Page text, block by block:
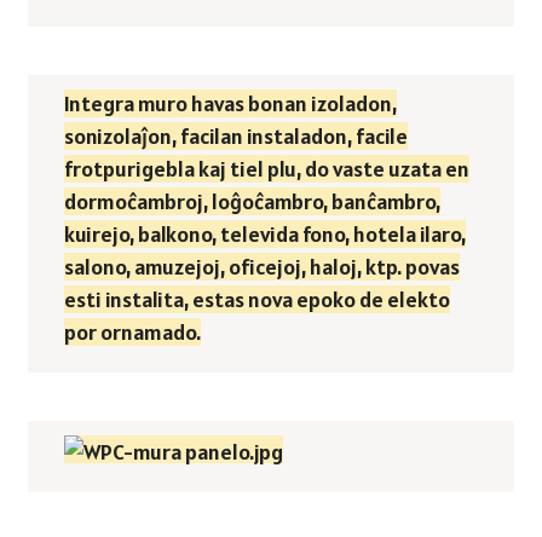
Integra muro havas bonan izoladon,
sonizolaĵon, facilan instaladon, facile
frotpurigebla kaj tiel plu, do vaste uzata en
dormoĉambroj, loĝoĉambro, banĉambro,
kuirejo, balkono, televida fono, hotela ilaro,
salono, amuzejoj, oficejoj, haloj, ktp. povas
esti instalita, estas nova epoko de elekto
por ornamado.